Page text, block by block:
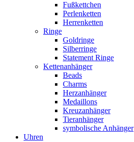
Fußkettchen
Perlenketten
Herrenketten
Ringe
Goldringe
Silberringe
Statement Ringe
Kettenanhänger
Beads
Charms
Herzanhänger
Medaillons
Kreuzanhänger
Tieranhänger
symbolische Anhänger
Uhren